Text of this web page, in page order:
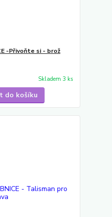
-Přivoňte si - brož
Skladem 3 ks
do košíku